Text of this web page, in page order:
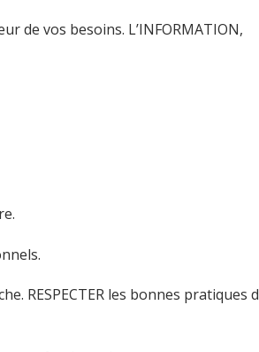
de vos besoins. L’INFORMATION,
RESPECTER les bonnes pratiques